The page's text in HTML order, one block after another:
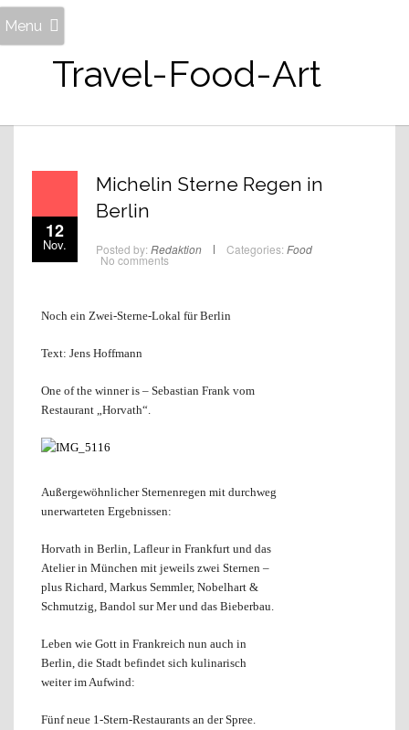
Travel-Food-Art
Menu
12
Nov.
Michelin Sterne Regen in
Berlin
Posted by: Redaktion Categories: Food
No comments
Noch ein Zwei-Sterne-Lokal für Berlin
Text: Jens Hoffmann
One of the winner is – Sebastian Frank vom
Restaurant „Horvath“.
Außergewöhnlicher Sternenregen mit durchweg
unerwarteten Ergebnissen:
Horvath in Berlin, Lafleur in Frankfurt und das
Atelier in München mit jeweils zwei Sternen –
plus Richard, Markus Semmler, Nobelhart &
Schmutzig, Bandol sur Mer und das Bieberbau.
Leben wie Gott in Frankreich nun auch in
Berlin, die Stadt befindet sich kulinarisch
weiter im Aufwind:
Fünf neue 1-Stern-Restaurants an der Spree.